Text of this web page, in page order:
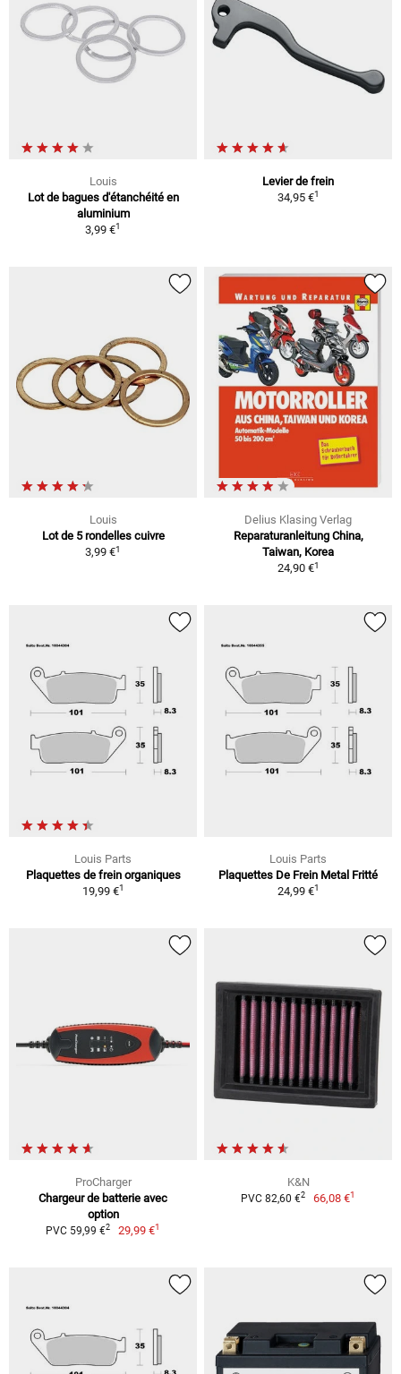
Louis
Lot de bagues d'étanchéité en
aluminium
3,99 €1
Levier de frein
34,95 €1
Louis
Lot de 5 rondelles cuivre
3,99 €1
Delius Klasing Verlag
Reparaturanleitung China,
Taiwan, Korea
24,90 €1
Louis Parts
Plaquettes de frein organiques
19,99 €1
Louis Parts
Plaquettes De Frein Metal Fritté
24,99 €1
ProCharger
Chargeur de batterie avec
option
PVC 59,99 €2 29,99 €1
K&N
PVC 82,60 €2 66,08 €1